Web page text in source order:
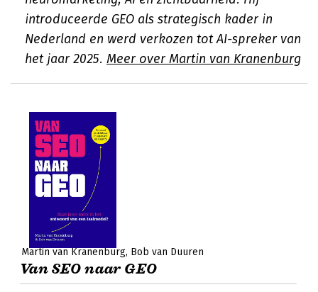
introduceerde GEO als strategisch kader in
Nederland en werd verkozen tot AI-spreker van
het jaar 2025. Meer over Martin van Kranenburg
Martin van Kranenburg Bob van Duuren
Van SEO naar GEO